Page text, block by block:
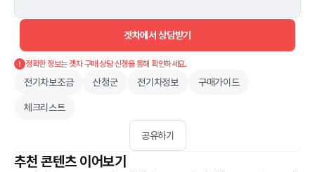
겟차에서 상담받기
정확한 정보는 겟차 구매 상담 신청을 통해 확인하세요.
전기차보조금 산청군 전기차정보 구매가이드
체크리스트
공유하기
추천 콘텐츠 이어보기